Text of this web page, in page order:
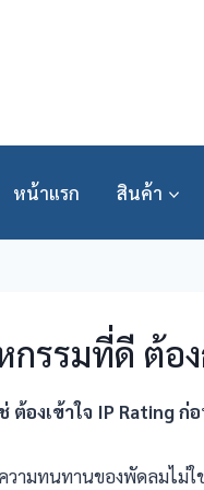
หน้าแรก สินค้า
รรมที่ดี ต้อ
องเข้าใจ IP Ratingก่
วามทนทานของพัดลมไ